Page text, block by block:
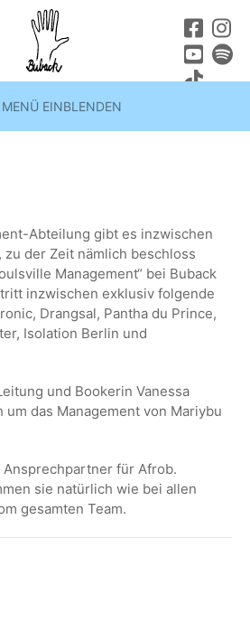
MENÜ EINBLENDEN
Abteilung gibt es inzwischen
zu der Zeit nämlich beschloss
Management“ bei Buback
inzwischen exklusiv folgende
Drangsal, Pantha du Prince,
Isolation Berlin und
und Bookerin Vanessa
das Management von Mariybu
für Afrob.
sie natürlich wie bei allen
gesamten Team.